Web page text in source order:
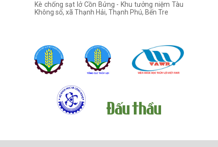
Kè chống sạt lở Cồn Bửng - Khu tưởng niệm Tàu
Không số, xã Thạnh Hải, Thạnh Phú, Bến Tre